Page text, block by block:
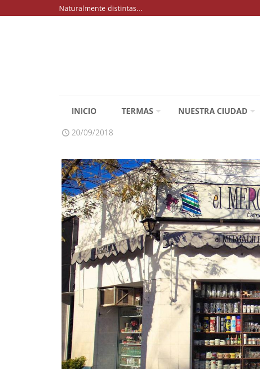
Naturalmente distintas...
INICIO TERMAS NUESTRA CIUDAD
20/09/2018